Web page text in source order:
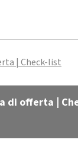
| Check-list
di offerta |